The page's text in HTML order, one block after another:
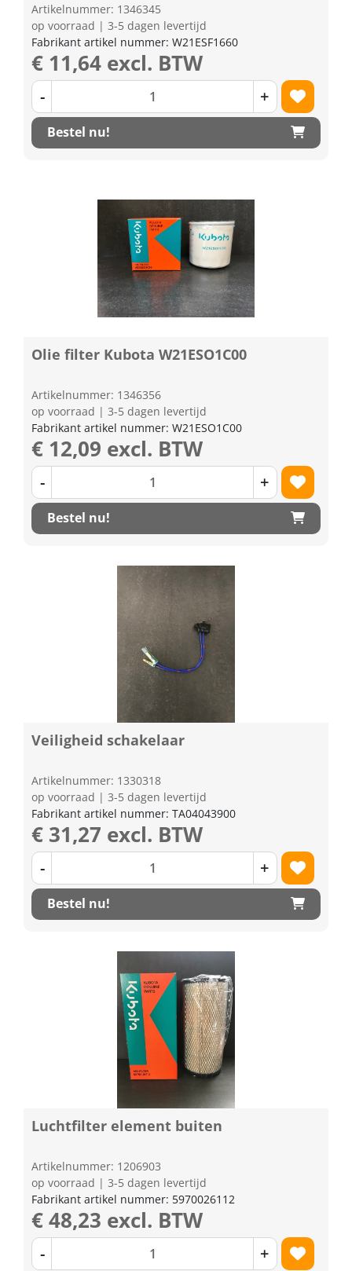
Artikelnummer: 1346345
op voorraad | 3-5 dagen levertijd
Fabrikant artikel nummer: W21ESF1660
€ 11,64 excl. BTW
- +
Bestel nu!
Olie filter Kubota W21ESO1C00
Artikelnummer: 1346356
op voorraad | 3-5 dagen levertijd
Fabrikant artikel nummer: W21ESO1C00
€ 12,09 excl. BTW
- +
Bestel nu!
Veiligheid schakelaar
Artikelnummer: 1330318
op voorraad | 3-5 dagen levertijd
Fabrikant artikel nummer: TA04043900
€ 31,27 excl. BTW
- +
Bestel nu!
Luchtfilter element buiten
Artikelnummer: 1206903
op voorraad | 3-5 dagen levertijd
Fabrikant artikel nummer: 5970026112
€ 48,23 excl. BTW
- +